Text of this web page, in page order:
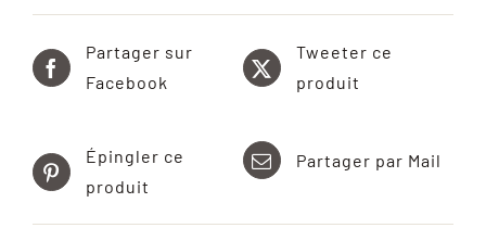
Partager sur
Facebook
Tweeter ce
produit
Épingler ce
produit
Partager par Mail